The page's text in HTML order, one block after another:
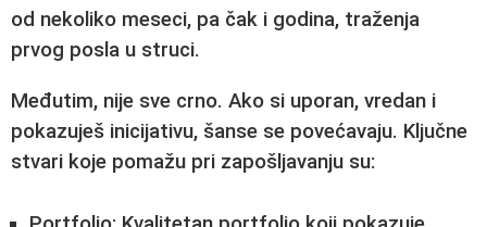
od nekoliko meseci, pa čak i godina, traženja
prvog posla u struci.
Međutim, nije sve crno. Ako si uporan, vredan i
pokazuješ inicijativu, šanse se povećavaju. Ključne
stvari koje pomažu pri zapošljavanju su: